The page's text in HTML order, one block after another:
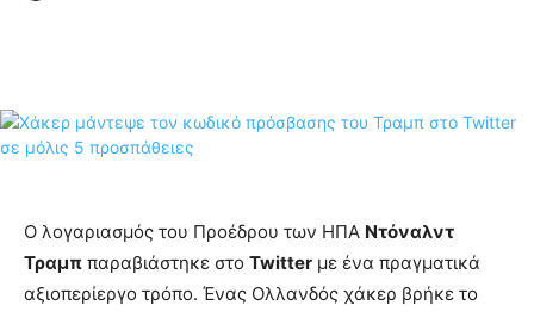
Ο λογαριασμός του Προέδρου των ΗΠΑ Ντόναλντ
Τραμπ παραβιάστηκε στο Twitter με ένα πραγματικά
αξιοπερίεργο τρόπο. Ένας Ολλανδός χάκερ βρήκε το